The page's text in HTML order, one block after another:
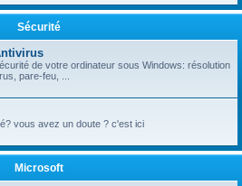
Sécurité
de votre ordinateur sous Windows: résolution
pare-feu, ...
vous avez un doute ? c'est ici
Microsoft